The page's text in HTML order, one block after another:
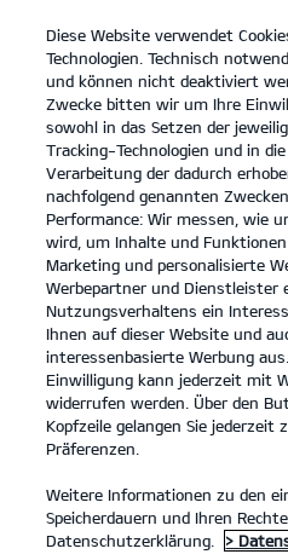
open
menu
Laden mit Kia Charge
LADEN MIT KIA CHARGE
Diese Website verwendet
Technologien. Technisch
und können nicht deaktiviert
Zwecke bitten wir um Ihre
sowohl in das Setzen der
Tracking-Technologien und in
Verarbeitung der dadurch
nachfolgend genannten
Performance: Wir messen, wie
wird, um Inhalte und Funktionen
Marketing und personalisierte
Werbepartner und Dienstleister
Nutzungsverhaltens ein
Ihnen auf dieser Website und
interessenbasierte Werbung
Einwilligung kann jederzeit mit
widerrufen werden. Über den
Kopfzeile gelangen Sie jederzeit
Präferenzen.
Weitere Informationen zu den
Speicherdauern und Ihren
Datenschutzerklärung.
>